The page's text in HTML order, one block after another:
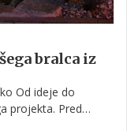
bralca iz
Od ideje do
projekta. Pred